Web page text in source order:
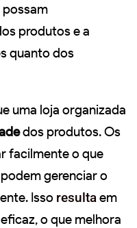
possam
produtos e a
quanto dos
uma loja organizada
dos produtos. Os
facilmente o que
gerenciar o
Isso resultaem
o que melhora